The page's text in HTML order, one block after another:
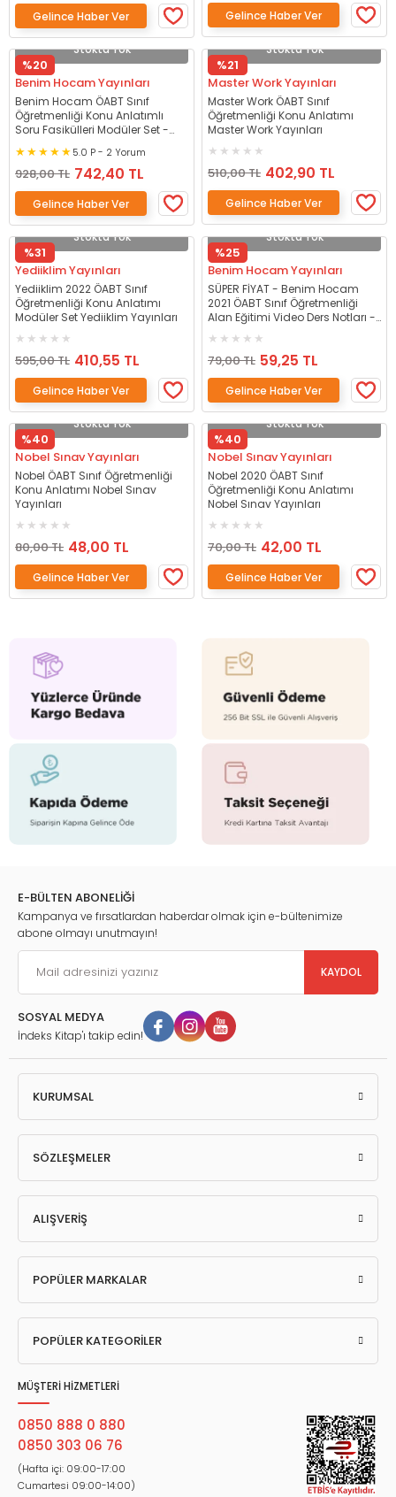
Gelince Haber Ver Gelince Haber Ver
Stokta Yok
%20
Benim Hocam Yayınları
Benim Hocam ÖABT Sınıf
Öğretmenliği Konu Anlatımlı
Soru Fasikülleri Modüler Set -
Yayınları
5.0 P - 2 Yorum
928,00 TL 742,40 TL
Gelince Haber Ver
Stokta Yok
%21
Master Work Yayınları
Master Work ÖABT Sınıf
Öğretmenliği Konu Anlatımı
Master Work Yayınları
510,00 TL 402,90 TL
Gelince Haber Ver
Stokta Yok
%31
Yediiklim Yayınları
Yediiklim 2022 ÖABT Sınıf
Öğretmenliği Konu Anlatımı
Modüler Set Yediiklim Yayınları
595,00 TL 410,55 TL
Gelince Haber Ver
Stokta Yok
%25
Benim Hocam Yayınları
SÜPER FİYAT - Benim Hocam
2021 ÖABT Sınıf Öğretmenliği
Alan Eğitimi Video Ders Notları -
Yayınları
79,00 TL 59,25 TL
Gelince Haber Ver
Stokta Yok
%40
Nobel Sınav Yayınları
Nobel ÖABT Sınıf Öğretmenliği
Konu Anlatımı Nobel Sınav
Yayınları
80,00 TL 48,00 TL
Gelince Haber Ver
Stokta Yok
%40
Nobel Sınav Yayınları
Nobel 2020 ÖABT Sınıf
Öğretmenliği Konu Anlatımı
Nobel Sınav Yayınları
70,00 TL 42,00 TL
Gelince Haber Ver
E-BÜLTEN ABONELİĞİ
Kampanya ve fırsatlardan haberdar olmak için e-bültenimize
abone olmayı unutmayın!
KAYDOL
SOSYAL MEDYA
İndeks Kitap'ı takip edin!
KURUMSAL
SÖZLEŞMELER
ALIŞVERİŞ
POPÜLER MARKALAR
POPÜLER KATEGORİLER
MÜŞTERİ HİZMETLERİ
0850 888 0 880
0850 303 06 76
(Hafta içi: 09:00-17:00
Cumartesi 09:00-14:00)